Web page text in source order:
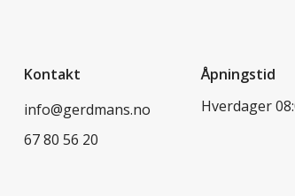
Kontakt
info@gerdmans.no
67 80 56 20
Åpningstid
Hverdager